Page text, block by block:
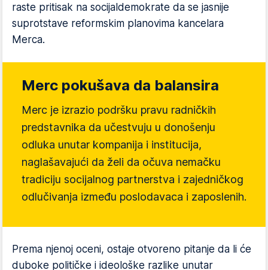
raste pritisak na socijaldemokrate da se jasnije
suprotstave reformskim planovima kancelara
Merca.
Merc pokušava da balansira
Merc je izrazio podršku pravu radničkih
predstavnika da učestvuju u donošenju
odluka unutar kompanija i institucija,
naglašavajući da želi da očuva nemačku
tradiciju socijalnog partnerstva i zajedničkog
odlučivanja između poslodavaca i zaposlenih.
Prema njenoj oceni, ostaje otvoreno pitanje da li će
duboke političke i ideološke razlike unutar